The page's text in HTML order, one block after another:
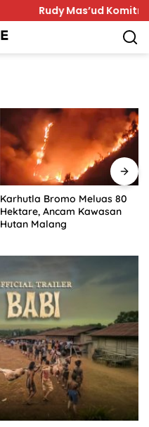
Rudy Mas’ud Komitmen
Karhutla Bromo Meluas 80
Hektare, Ancam Kawasan
Hutan Malang